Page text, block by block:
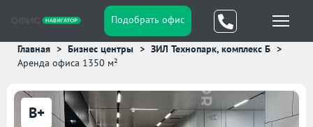
Подобрать офис
Главная Бизнес центры
ЗИЛ Технопарк, комплекс Б
Аренда офиса 1350 м²
B+